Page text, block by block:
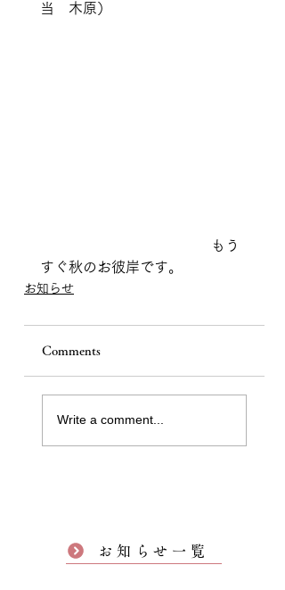
当　木原）
もう
すぐ秋のお彼岸です。
お知らせ
Comments
Write a comment...
お知らせ一覧